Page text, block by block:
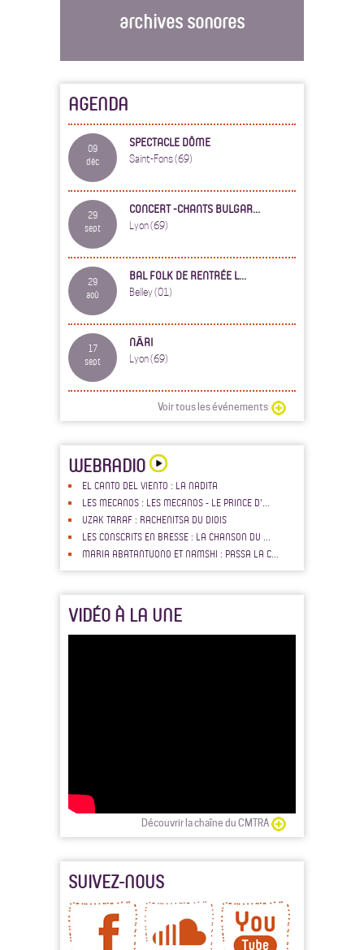
archives sonores
AGENDA
09
déc
SPECTACLE DÔME
Saint-Fons (69)
29
sept
CONCERT -CHANTS BULGAR...
Lyon (69)
29
aoû
BAL FOLK DE RENTRÉE L...
Belley (01)
17
sept
NĀRI
Lyon (69)
Voir tous les événements
WEBRADIO
EL CANTO DEL VIENTO : LA NADITA
LES MECANOS : LES MECANOS - LE PRINCE D'...
UZAK TARAF : RACHENITSA DU DIOIS
LES CONSCRITS EN BRESSE : LA CHANSON DU ...
MARIA ABATANTUONO ET NAMSHI : PASSA LA C...
VIDÉO À LA UNE
Découvrir la chaîne du CMTRA
SUIVEZ-NOUS